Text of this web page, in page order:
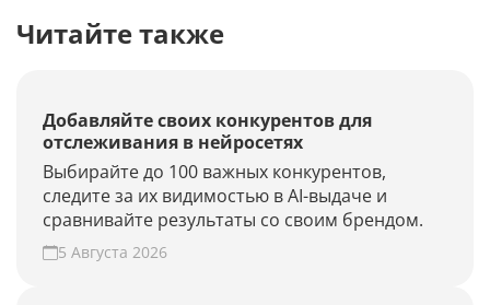
Читайте также
Добавляйте своих конкурентов для
отслеживания в нейросетях
Выбирайте до 100 важных конкурентов,
следите за их видимостью в AI-выдаче и
сравнивайте результаты со своим брендом.
5 Августа 2026